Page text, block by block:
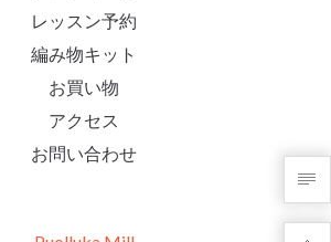
レッスン予約
編み物キット
お買い物
アクセス
お問い合わせ